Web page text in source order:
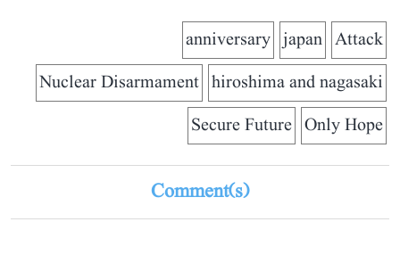
Attack
japan
anniversary
hiroshima and nagasaki
Nuclear Disarmament
Only Hope
Secure Future
Comment(s)